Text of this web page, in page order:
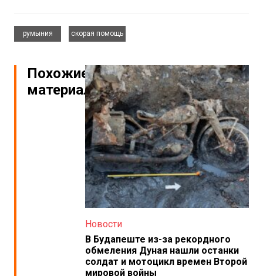
румыния
скорая помощь
Похожие
материалы
Новости
В Будапеште из-за рекордного
обмеления Дуная нашли останки
солдат и мотоцикл времен Второй
мировой войны